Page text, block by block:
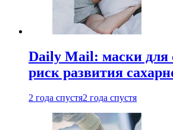
Daily Mail: маски для
риск развития
2 года спустя2 года спустя